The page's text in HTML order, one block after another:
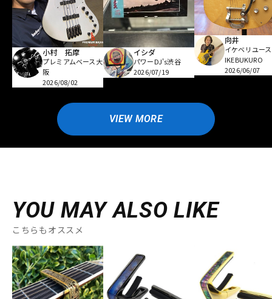
小村 拓摩
プレミアムベース大
阪
2026/08/02
イシダ
パワーDJ's渋谷
2026/07/19
向井
イケベリユース
IKEBUKURO
2026/06/07
VIEW MORE
YOU MAY ALSO LIKE
こちらもオススメ